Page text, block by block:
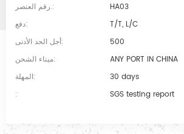
رقم العنصر.:
HA03
دفع:
T/T, L/C
أجل الحد الأدنى:
500
ميناء الشحن:
ANY PORT IN CHINA
المهلة:
30 days
:
SGS testing report